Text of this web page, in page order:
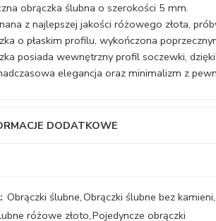
obrączka ślubna o szerokości 5 mm.
z najlepszej jakości różowego złota,
o płaskim profilu, wykończona
posiada wewnętrzny profil soczewki,
elegancja oraz minimalizm z
DODATKOWE
Obrączki ślubne,Obrączki ślubne bez kamieni,
różowe złoto,Pojedyncze obrączki